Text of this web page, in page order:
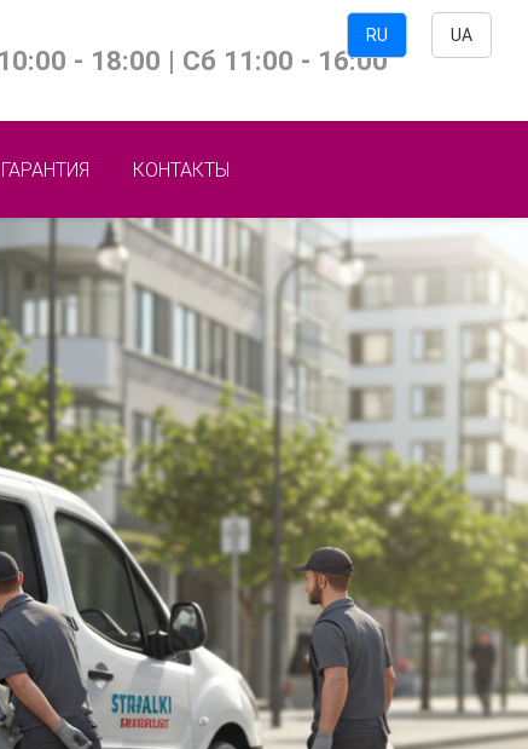
- 18:00 | Сб 11:00 - 16:00
RU UA
КОНТАКТЫ